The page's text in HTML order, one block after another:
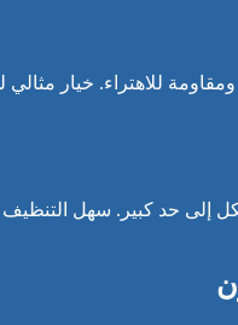
للاهتراء. خيار
إلى حد كبير. سهل